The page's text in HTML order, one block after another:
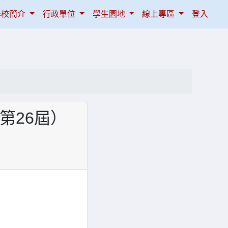
簡介 行政單位 學生園地 線上專區 登入
26屆）